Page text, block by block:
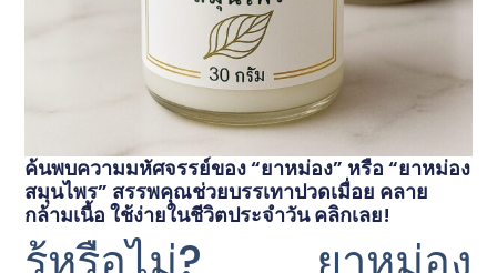
ค้นพบความมหัศจรรย์ของ “ยาหม่อง” หรือ “ยาหม่อง
สมุนไพร” สรรพคุณช่วยบรรเทาปวดเมื่อย คลาย
กล้ามเนื้อ ใช้ง่ายในชีวิตประจำวัน คลิกเลย!